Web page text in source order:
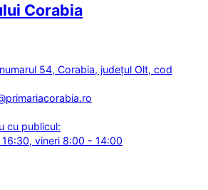
Corabia
54, Corabia, județul Olt, cod
cu publicul:
vineri 8:00 - 14:00